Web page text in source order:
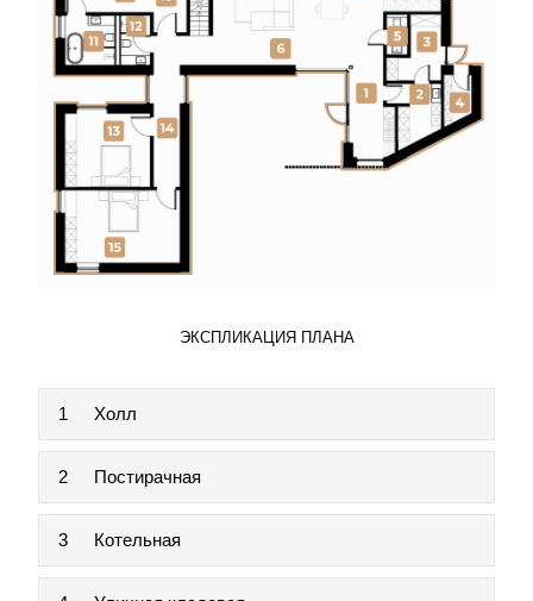
ЭКСПЛИКАЦИЯ ПЛАНА
1 Холл
2 Постирачная
3 Котельная